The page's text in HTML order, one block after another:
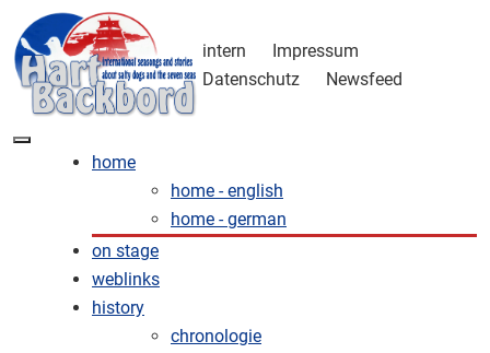
intern
Impressum
Datenschutz
Newsfeed
home
home - english
home - german
on stage
weblinks
history
chronologie